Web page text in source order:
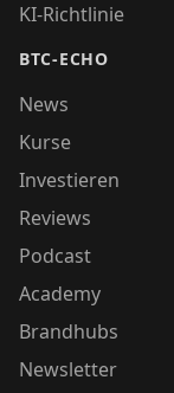
KI-Richtlinie
BTC-ECHO
News
Kurse
Investieren
Reviews
Podcast
Academy
Brandhubs
Newsletter